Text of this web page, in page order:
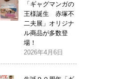
「ギャグマンガの
王様誕生 赤塚不
二夫展」オリジナ
ル商品が多数登
場！
2026年4月6日